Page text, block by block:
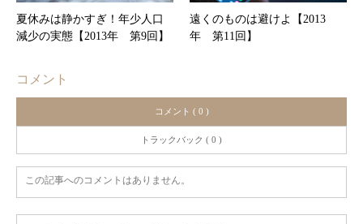
夏休みは静かすぎ！年少人口
減少の実態【2013年 第9回】
遠くのものは避けよ【2013
年 第11回】
コメント
コメント ( 0 )
トラックバック ( 0 )
この記事へのコメントはありません。